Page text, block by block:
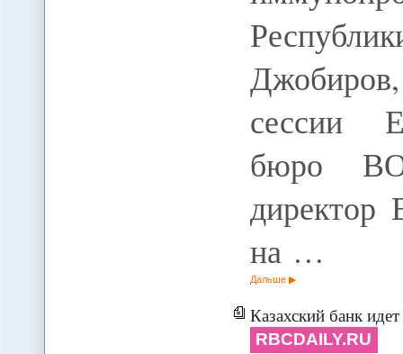
сессии
бюро
директор
на …
Дальше
Казахский банк идет за
RBCDAILY.RU